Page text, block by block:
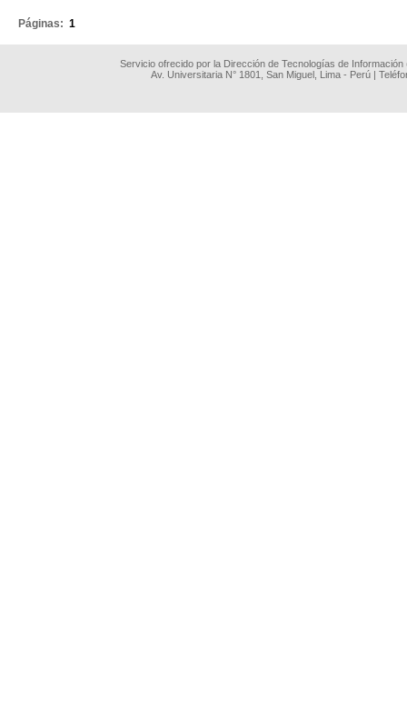
Páginas: 1
Servicio ofrecido por la Dirección de Tecnologías de
Av. Universitaria N° 1801, San Miguel, Lima - Perú |